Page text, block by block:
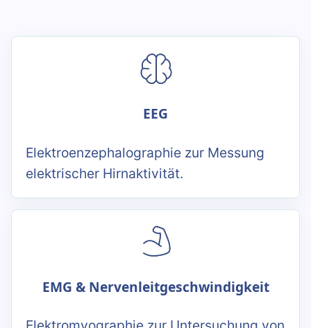
EEG
Elektroenzephalographie zur Messung
elektrischer Hirnaktivität.
EMG & Nervenleitgeschwindigkeit